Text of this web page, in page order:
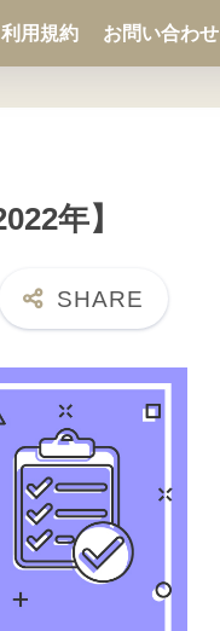
利用規約 お問い合わせ
年】